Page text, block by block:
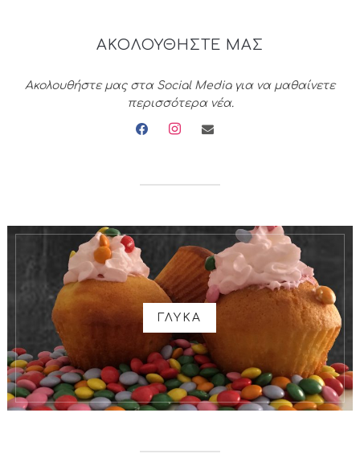
ΑΚΟΛΟΥΘΗΣΤΕ ΜΑΣ
Ακολουθήστε μας στα Social Media για να μαθαίνετε
περισσότερα νέα.
facebookinstagramenvelope
ΓΛΥΚΑ